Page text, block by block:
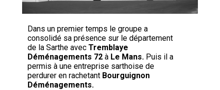
Dans un premier temps le groupe a
consolidé sa présence sur le département
de la Sarthe avec Tremblaye
Déménagements 72 à Le Mans. Puis il a
permis à une entreprise sarthoise de
perdurer en rachetant Bourguignon
Déménagements.